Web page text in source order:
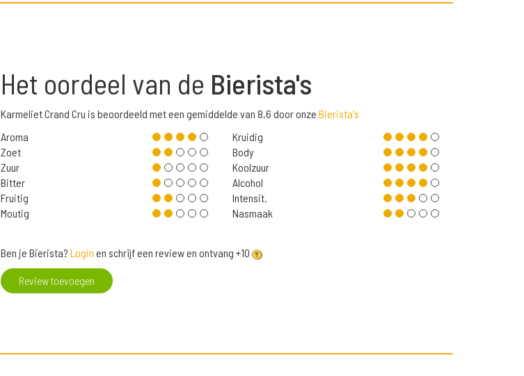
Het oordeel van de Bierista's
Karmeliet Crand Cru is beoordeeld met een gemiddelde van 8,6 door onze Bierista's
Aroma
Zoet
Zuur
Bitter
Fruitig
Moutig
Kruidig
Body
Koolzuur
Alcohol
Intensit.
Nasmaak
Ben je Bierista? Login en schrijf een review en ontvang +10
Review toevoegen